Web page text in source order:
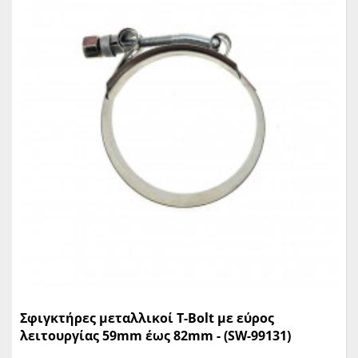
Σφιγκτήρες μεταλλικοί T-Bolt με εύρος
λειτουργίας 59mm έως 82mm - (SW-99131)